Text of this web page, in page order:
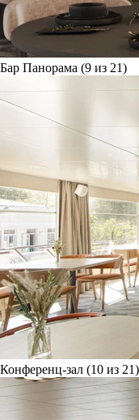
Бар Панорама (9 из 21)
Конференц-зал (10 из 21)